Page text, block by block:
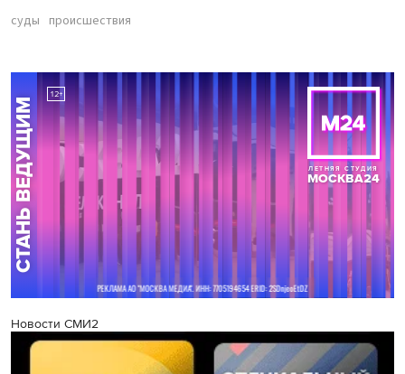
суды происшествия
Новости СМИ2